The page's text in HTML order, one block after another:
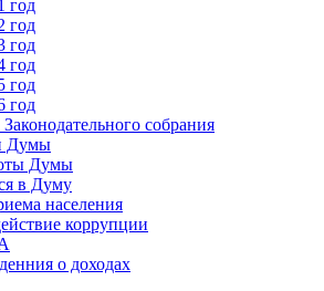
год
год
год
год
год
год
собрания
Думы
Думы
в Думу
населения
коррупции
о доходах